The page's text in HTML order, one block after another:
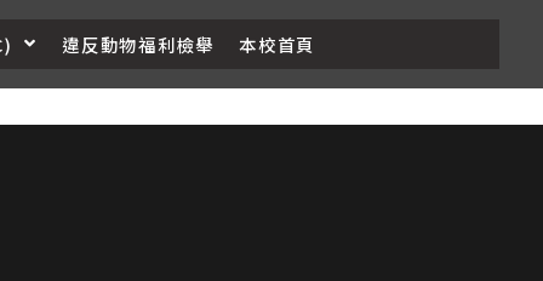
違反動物福利檢舉 本校首頁